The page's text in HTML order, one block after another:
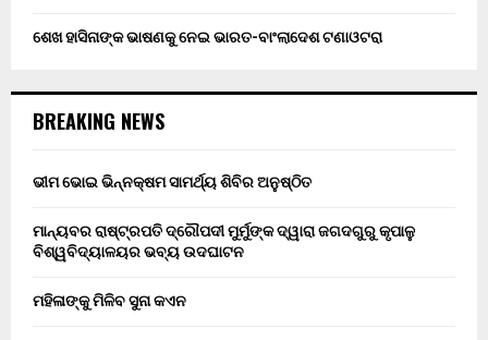
ଶେଖ ହାସିନାଙ୍କ ଭାଷଣକୁ ନେଇ ଭାରତ-ବାଂଲାଦେଶ ଟଣାଓଟରା
BREAKING NEWS
ଭୀମ ଭୋଇ ଭିନ୍ନକ୍ଷମ ସାମର୍ଥ୍ୟ ଶିବିର ଅନୁଷ୍ଠିତ
ମାନ୍ୟବର ରାଷ୍ଟ୍ରପତି ଦ୍ରୌପଦୀ ମୁର୍ମୁଙ୍କ ଦ୍ୱାରା ଜଗଦଗୁରୁ କୃପାଳୁ
ବିଶ୍ୱବିଦ୍ୟାଳୟର ଭବ୍ୟ ଉଦଘାଟନ
ମହିଳାଙ୍କୁ ମିଳିବ ସୁନା କଏନ